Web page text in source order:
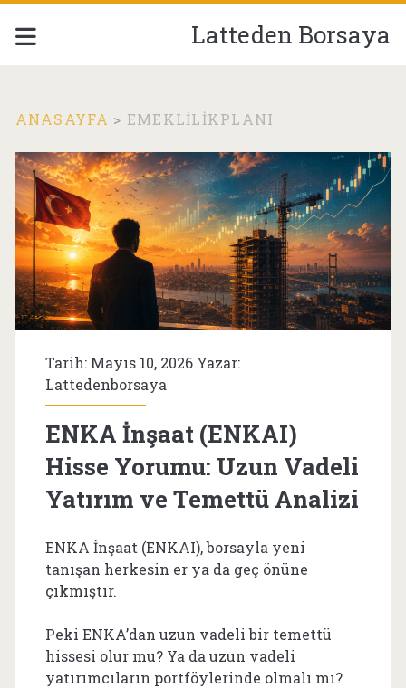
Latteden Borsaya
ANASAYFA > EMEKLILIKPLANI
Etiket:
Tarih: Mayıs 10, 2026 Yazar:
Lattedenborsaya
ENKA İnşaat (ENKAI)
Hisse Yorumu: Uzun Vadeli
Yatırım ve Temettü Analizi
ENKA İnşaat (ENKAI), borsayla yeni
tanışan herkesin er ya da geç önüne
çıkmıştır.
Peki ENKA’dan uzun vadeli bir temettü
hissesi olur mu? Ya da uzun vadeli
yatırımcıların portföylerinde olmalı mı?